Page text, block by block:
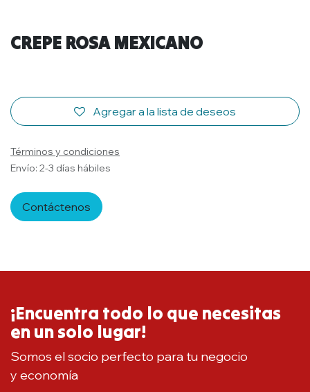
CREPE ROSA MEXICANO
Agregar a la lista de deseos
Términos y condiciones
Envío: 2-3 días hábiles
Contáctenos
¡Encuentra todo lo que necesitas
en un solo lugar!
Somos el socio perfecto para tu negocio
y economía